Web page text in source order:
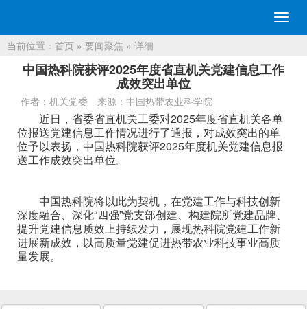
切
换
当前位置： 首页 » 要闻聚焦 » 详细
中国热科院获评2025年度省直机关党建信息工作
成效突出单位
作者：机关党委 来源：中国热带农业科学院
近日，省委省直机关工委对2025年度省直机关各单
位报送党建信息工作情况进行了通报，对成效突出的单
位予以表扬，中国热科院获评2025年度机关党建信息报
送工作成效突出单位。
中国热科院将以此为契机，在党建工作与科技创新
深度融合、深化“四强”党支部创建、构建院所党建品牌、
提升党建信息质效上持续发力，展现热科院党建工作新
进展新成效，以高质量党建促进热带农业科技事业高质
量发展。